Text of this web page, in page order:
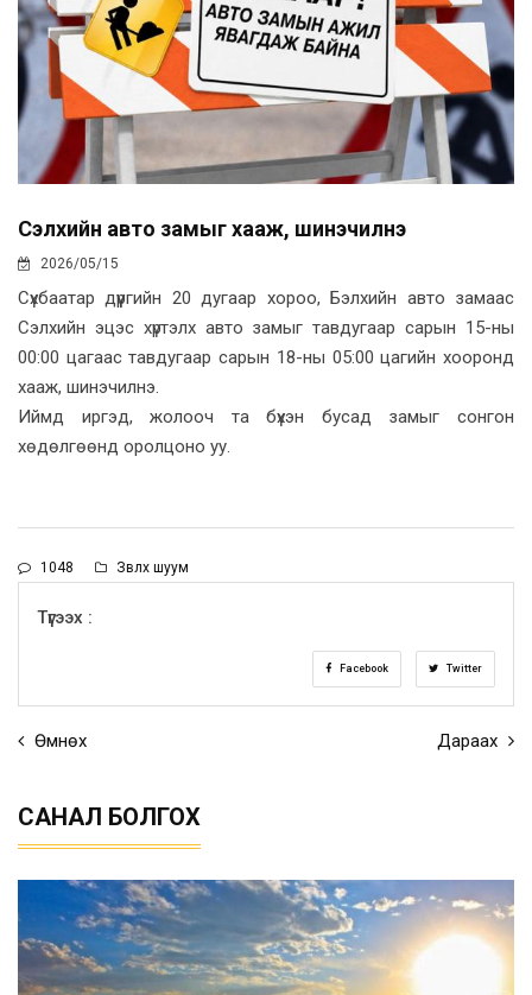
Сэлхийн авто замыг хааж, шинэчилнэ
2026/05/15
Сүхбаатар дүүргийн 20 дугаар хороо, Бэлхийн авто замаас
Сэлхийн эцэс хүртэлх авто замыг тавдугаар сарын 15-ны
00:00 цагаас тавдугаар сарын 18-ны 05:00 цагийн хооронд
хааж, шинэчилнэ.
Иймд иргэд, жолооч та бүхэн бусад замыг сонгон
хөдөлгөөнд оролцоно уу.
1048 Зөвлөх шуум
Түгээх :
Facebook Twitter
Өмнөх Дараах
САНАЛ БОЛГОХ